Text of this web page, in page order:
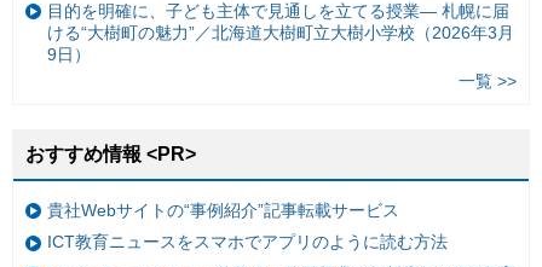
目的を明確に、子ども主体で見通しを立てる授業— 札幌に届
ける“大樹町の魅力”／北海道大樹町立大樹小学校（2026年3月
9日）
一覧 >>
おすすめ情報 <PR>
貴社Webサイトの“事例紹介”記事転載サービス
ICT教育ニュースをスマホでアプリのように読む方法